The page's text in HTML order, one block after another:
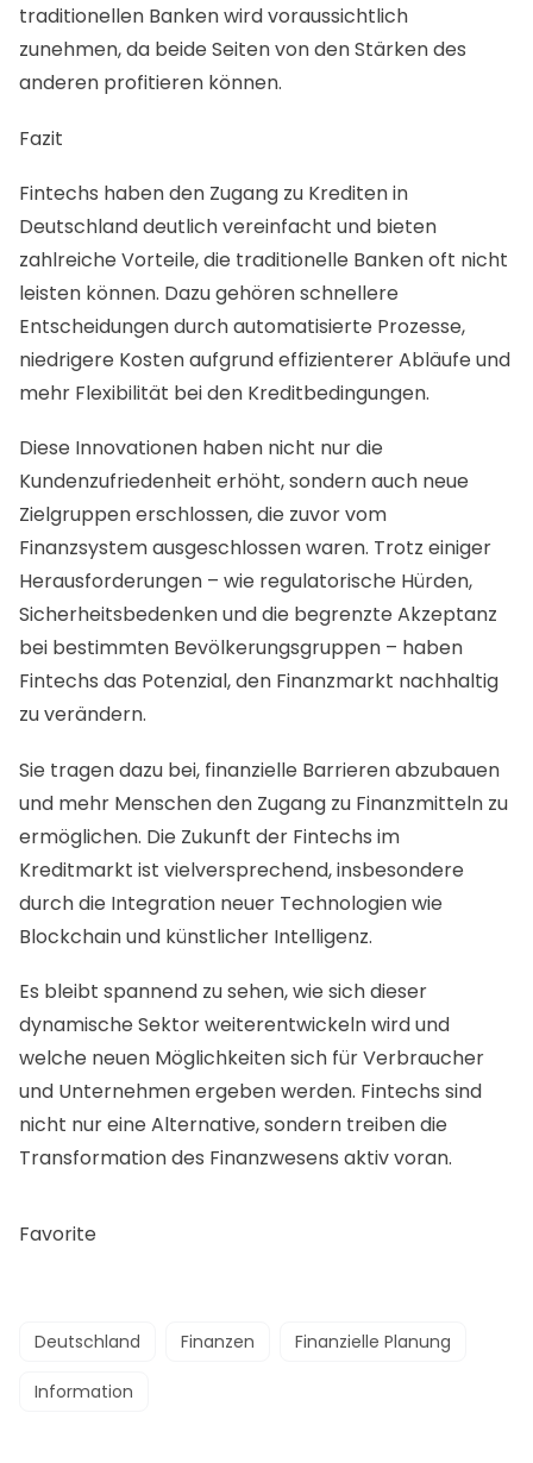
traditionellen Banken wird voraussichtlich
zunehmen, da beide Seiten von den Stärken des
anderen profitieren können.
Fazit
Fintechs haben den Zugang zu Krediten in
Deutschland deutlich vereinfacht und bieten
zahlreiche Vorteile, die traditionelle Banken oft nicht
leisten können. Dazu gehören schnellere
Entscheidungen durch automatisierte Prozesse,
niedrigere Kosten aufgrund effizienterer Abläufe und
mehr Flexibilität bei den Kreditbedingungen.
Diese Innovationen haben nicht nur die
Kundenzufriedenheit erhöht, sondern auch neue
Zielgruppen erschlossen, die zuvor vom
Finanzsystem ausgeschlossen waren. Trotz einiger
Herausforderungen – wie regulatorische Hürden,
Sicherheitsbedenken und die begrenzte Akzeptanz
bei bestimmten Bevölkerungsgruppen – haben
Fintechs das Potenzial, den Finanzmarkt nachhaltig
zu verändern.
Sie tragen dazu bei, finanzielle Barrieren abzubauen
und mehr Menschen den Zugang zu Finanzmitteln zu
ermöglichen. Die Zukunft der Fintechs im
Kreditmarkt ist vielversprechend, insbesondere
durch die Integration neuer Technologien wie
Blockchain und künstlicher Intelligenz.
Es bleibt spannend zu sehen, wie sich dieser
dynamische Sektor weiterentwickeln wird und
welche neuen Möglichkeiten sich für Verbraucher
und Unternehmen ergeben werden. Fintechs sind
nicht nur eine Alternative, sondern treiben die
Transformation des Finanzwesens aktiv voran.
Favorite
Deutschland Finanzen Finanzielle Planung
Information